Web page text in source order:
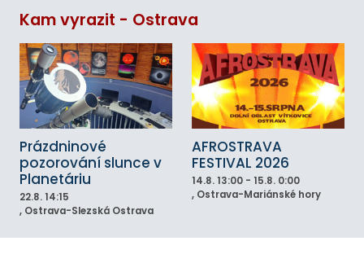
Kam vyrazit - Ostrava
Prázdninové
pozorování slunce v
Planetáriu
22.8. 14:15
, Ostrava-Slezská Ostrava
AFROSTRAVA
FESTIVAL 2026
14.8. 13:00 - 15.8. 0:00
, Ostrava-Mariánské hory